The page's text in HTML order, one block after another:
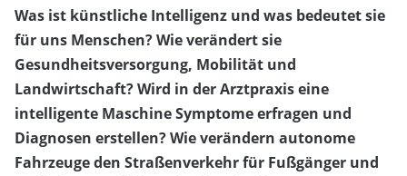
Was ist künstliche Intelligenz und was bedeutet sie
für uns Menschen? Wie verändert sie
Gesundheitsversorgung, Mobilität und
Landwirtschaft? Wird in der Arztpraxis eine
intelligente Maschine Symptome erfragen und
Diagnosen erstellen? Wie verändern autonome
Fahrzeuge den Straßenverkehr für Fußgänger und